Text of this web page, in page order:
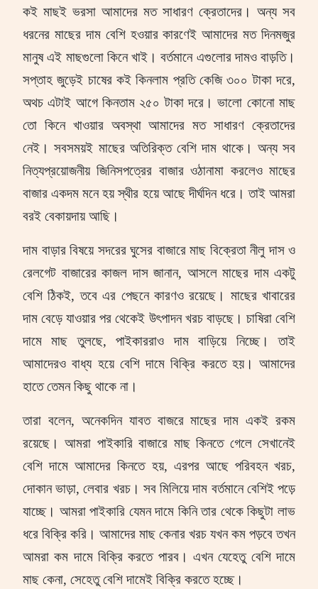
কই মাছই ভরসা আমাদের মত সাধারণ ক্রেতাদের। অন্য সব
ধরনের মাছের দাম বেশি হওয়ার কারণেই আমাদের মত দিনমজুর
মানুষ এই মাছগুলো কিনে খাই। বর্তমানে এগুলোর দামও বাড়তি।
সপ্তাহ জুড়েই চাষের কই কিনলাম প্রতি কেজি ৩০০ টাকা দরে,
অথচ এটাই আগে কিনতাম ২৫০ টাকা দরে। ভালো কোনো মাছ
তো কিনে খাওয়ার অবস্থা আমাদের মত সাধারণ ক্রেতাদের
নেই। সবসময়ই মাছের অতিরিক্ত বেশি দাম থাকে। অন্য সব
নিত্যপ্রয়োজনীয় জিনিসপত্রের বাজার ওঠানামা করলেও মাছের
বাজার একদম মনে হয় স্থীর হয়ে আছে দীর্ঘদিন ধরে। তাই আমরা
বরই বেকায়দায় আছি।
দাম বাড়ার বিষয়ে সদরের ঘুসের বাজারে মাছ বিক্রেতা নীলু দাস ও
রেলগেট বাজারের কাজল দাস জানান, আসলে মাছের দাম একটু
বেশি ঠিকই,তবে এর পেছনে কারণও রয়েছে। মাছের খাবারের
দাম বেড়ে যাওয়ার পর থেকেই উৎপাদন খরচ বাড়ছে। চাষিরা বেশি
দামে মাছ তুলছে,পাইকাররাও দাম বাড়িয়ে নিচ্ছে। তাই
আমাদেরও বাধ্য হয়ে বেশি দামে বিক্রি করতে হয়। আমাদের
হাতে তেমন কিছু থাকে না।
তারা বলেন, অনেকদিন যাবত বাজরে মাছের দাম একই রকম
রয়েছে। আমরা পাইকারি বাজারে মাছ কিনতে গেলে সেখানেই
বেশি দামে আমাদের কিনতে হয়, এরপর আছে পরিবহন খরচ,
দোকান ভাড়া,লেবার খরচ। সব মিলিয়ে দাম বর্তমানে বেশিই পড়ে
যাচ্ছে। আমরা পাইকারি যেমন দামে কিনি তার থেকে কিছুটা লাভ
ধরে বিক্রি করি। আমাদের মাছ কেনার খরচ যখন কম পড়বে তখন
আমরা কম দামে বিক্রি করতে পারব। এখন যেহেতু বেশি দামে
মাছ কেনা, সেহেতু বেশি দামেই বিক্রি করতে হচ্ছে।